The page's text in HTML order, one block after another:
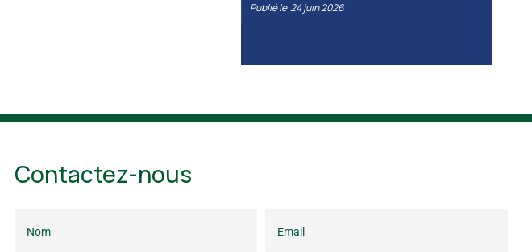
Publié le 24 juin 2026
Contactez-nous